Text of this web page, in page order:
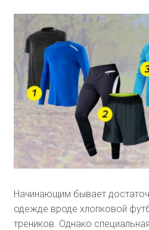
Начинающим бывает
одежде вроде хлопковой
треников. Однако